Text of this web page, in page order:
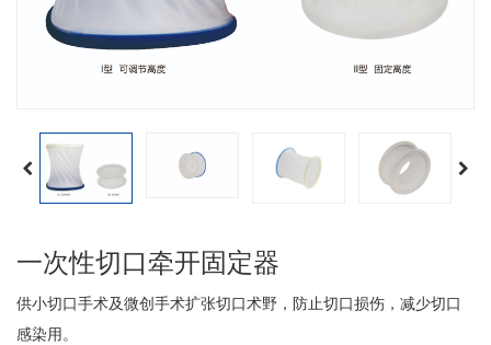
一次性切口牵开固定器
供小切口手术及微创手术扩张切口术野，防止切口损伤，减少切口
感染用。